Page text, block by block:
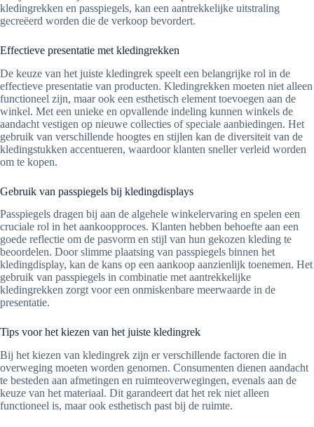
kledingrekken en passpiegels, kan een aantrekkelijke uitstraling
gecreëerd worden die de verkoop bevordert.
Effectieve presentatie met kledingrekken
De keuze van het juiste kledingrek speelt een belangrijke rol in de
effectieve presentatie van producten. Kledingrekken moeten niet alleen
functioneel zijn, maar ook een esthetisch element toevoegen aan de
winkel. Met een unieke en opvallende indeling kunnen winkels de
aandacht vestigen op nieuwe collecties of speciale aanbiedingen. Het
gebruik van verschillende hoogtes en stijlen kan de diversiteit van de
kledingstukken accentueren, waardoor klanten sneller verleid worden
om te kopen.
Gebruik van passpiegels bij kledingdisplays
Passpiegels dragen bij aan de algehele winkelervaring en spelen een
cruciale rol in het aankoopproces. Klanten hebben behoefte aan een
goede reflectie om de pasvorm en stijl van hun gekozen kleding te
beoordelen. Door slimme plaatsing van passpiegels binnen het
kledingdisplay, kan de kans op een aankoop aanzienlijk toenemen. Het
gebruik van passpiegels in combinatie met aantrekkelijke
kledingrekken zorgt voor een onmiskenbare meerwaarde in de
presentatie.
Tips voor het kiezen van het juiste kledingrek
Bij het kiezen van kledingrek zijn er verschillende factoren die in
overweging moeten worden genomen. Consumenten dienen aandacht
te besteden aan afmetingen en ruimteoverwegingen, evenals aan de
keuze van het materiaal. Dit garandeert dat het rek niet alleen
functioneel is, maar ook esthetisch past bij de ruimte.